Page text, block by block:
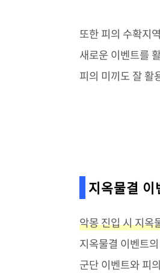
또한 피의 수확지
새로운 이벤트를
피의 미끼도 잘 활
지옥물결
악몽 진입 시 지옥
지옥물결 이벤트
군단 이벤트와 피